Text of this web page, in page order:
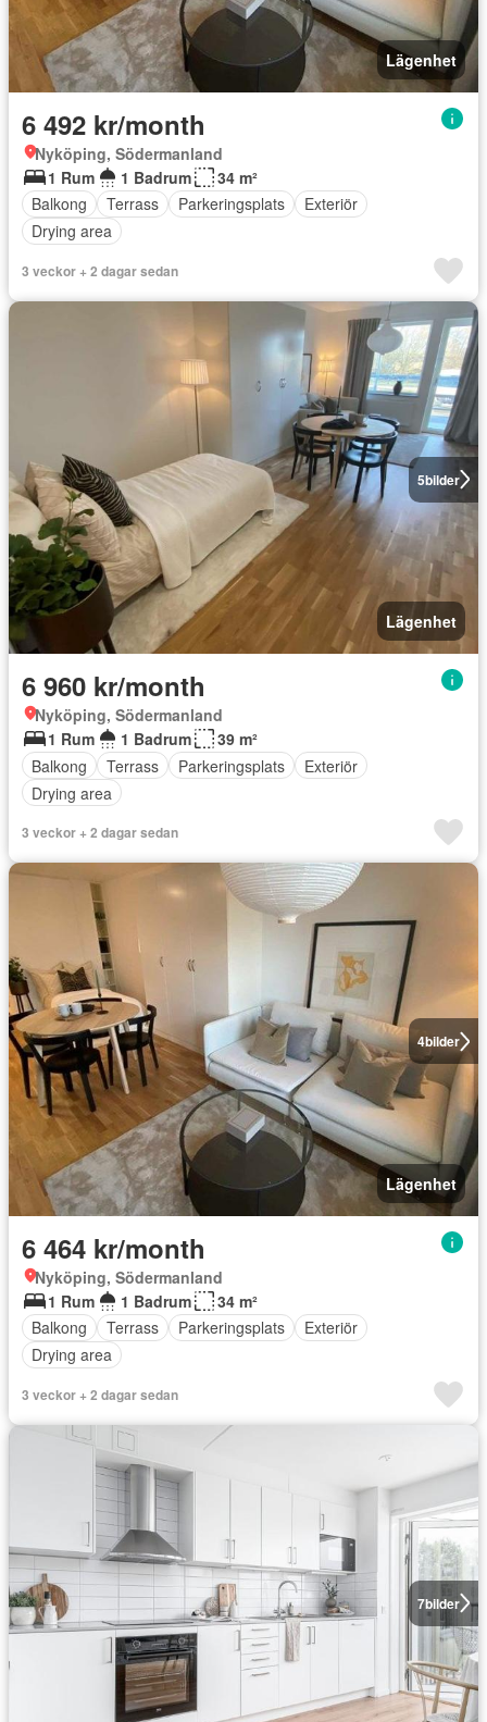
Lägenhet
6 492 kr/month
Nyköping, Södermanland
1 Rum
1 Badrum
34 m²
Balkong
Terrass Parkeringsplats
Exteriör
Drying area
3 veckor + 2 dagar sedan
5bilder
Lägenhet
6 960 kr/month
Nyköping, Södermanland
1 Rum
1 Badrum
39 m²
Balkong
Terrass Parkeringsplats
Exteriör
Drying area
3 veckor + 2 dagar sedan
4bilder
Lägenhet
6 464 kr/month
Nyköping, Södermanland
1 Rum
1 Badrum
34 m²
Balkong
Terrass Parkeringsplats
Exteriör
Drying area
3 veckor + 2 dagar sedan
7bilder